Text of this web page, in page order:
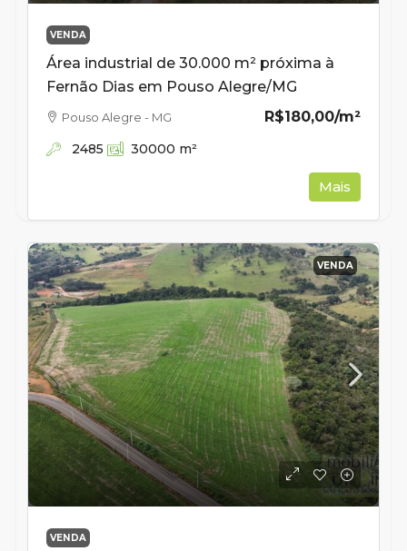
VENDA
Área industrial de 30.000 m² próxima à
Fernão Dias em Pouso Alegre/MG
R$180,00/m²
Pouso Alegre - MG
2485 30000 m²
Mais
VENDA
VENDA